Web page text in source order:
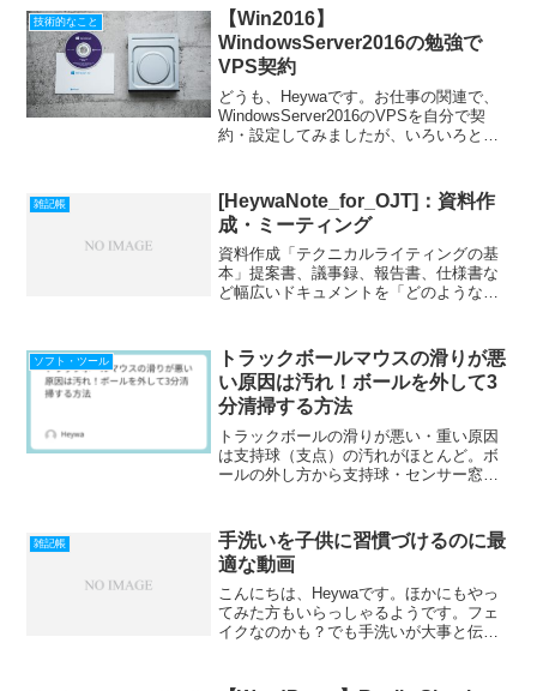
介で入った情報起業系のIT子会社で、社
内SEとしてイ...
技術的なこと
【Win2016】
WindowsServer2016の勉強で
VPS契約
どうも、Heywaです。お仕事の関連で、
WindowsServer2016のVPSを自分で契
約・設定してみましたが、いろいろとハ
す。（技術的な話ですが、Qiita (キー...
雑記帳
[HeywaNote_for_OJT]：資料作
成・ミーティング
資料作成「テクニカルライティングの基
本」提案書、議事録、報告書、仕様書な
ど幅広いドキュメントを「どのような道
成図の書き方わかりやすいシステム構成
図を書こうパワーポイント...
ソフト・ツール
トラックボールマウスの滑りが悪
い原因は汚れ！ボールを外して3
分清掃する方法
トラックボールの滑りが悪い・重い原因
は支持球（支点）の汚れがほとんど。ボ
ールの外し方から支持球・センサー窓の
雑記帳
手洗いを子供に習慣づけるのに最
適な動画
こんにちは、Heywaです。ほかにもやっ
てみた方もいらっしゃるようです。フェ
イクなのかも？でも手洗いが大事と伝え